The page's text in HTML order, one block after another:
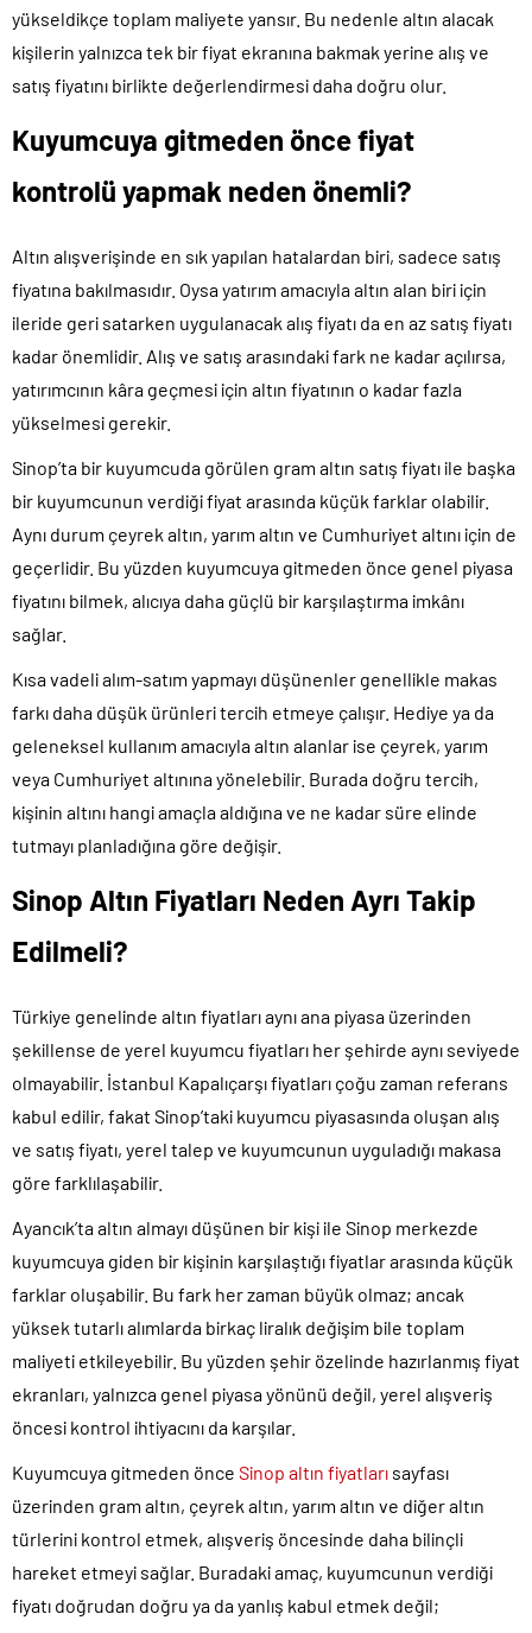
yükseldikçe toplam maliyete yansır. Bu nedenle altın alacak
kişilerin yalnızca tek bir fiyat ekranına bakmak yerine alış ve
satış fiyatını birlikte değerlendirmesi daha doğru olur.
Kuyumcuya gitmeden önce fiyat
kontrolü yapmak neden önemli?
Altın alışverişinde en sık yapılan hatalardan biri, sadece satış
fiyatına bakılmasıdır. Oysa yatırım amacıyla altın alan biri için
ileride geri satarken uygulanacak alış fiyatı da en az satış fiyatı
kadar önemlidir. Alış ve satış arasındaki fark ne kadar açılırsa,
yatırımcının kâra geçmesi için altın fiyatının o kadar fazla
yükselmesi gerekir.
Sinop’ta bir kuyumcuda görülen gram altın satış fiyatı ile başka
bir kuyumcunun verdiği fiyat arasında küçük farklar olabilir.
Aynı durum çeyrek altın, yarım altın ve Cumhuriyet altını için de
geçerlidir. Bu yüzden kuyumcuya gitmeden önce genel piyasa
fiyatını bilmek, alıcıya daha güçlü bir karşılaştırma imkânı
sağlar.
Kısa vadeli alım-satım yapmayı düşünenler genellikle makas
farkı daha düşük ürünleri tercih etmeye çalışır. Hediye ya da
geleneksel kullanım amacıyla altın alanlar ise çeyrek, yarım
veya Cumhuriyet altınına yönelebilir. Burada doğru tercih,
kişinin altını hangi amaçla aldığına ve ne kadar süre elinde
tutmayı planladığına göre değişir.
Sinop Altın Fiyatları Neden Ayrı Takip
Edilmeli?
Türkiye genelinde altın fiyatları aynı ana piyasa üzerinden
şekillense de yerel kuyumcu fiyatları her şehirde aynı seviyede
olmayabilir. İstanbul Kapalıçarşı fiyatları çoğu zaman referans
kabul edilir, fakat Sinop’taki kuyumcu piyasasında oluşan alış
ve satış fiyatı, yerel talep ve kuyumcunun uyguladığı makasa
göre farklılaşabilir.
Ayancık’ta altın almayı düşünen bir kişi ile Sinop merkezde
kuyumcuya giden bir kişinin karşılaştığı fiyatlar arasında küçük
farklar oluşabilir. Bu fark her zaman büyük olmaz; ancak
yüksek tutarlı alımlarda birkaç liralık değişim bile toplam
maliyeti etkileyebilir. Bu yüzden şehir özelinde hazırlanmış fiyat
ekranları, yalnızca genel piyasa yönünü değil, yerel alışveriş
öncesi kontrol ihtiyacını da karşılar.
Kuyumcuya gitmeden önce Sinop altın fiyatları sayfası
üzerinden gram altın, çeyrek altın, yarım altın ve diğer altın
türlerini kontrol etmek, alışveriş öncesinde daha bilinçli
hareket etmeyi sağlar. Buradaki amaç, kuyumcunun verdiği
fiyatı doğrudan doğru ya da yanlış kabul etmek değil;